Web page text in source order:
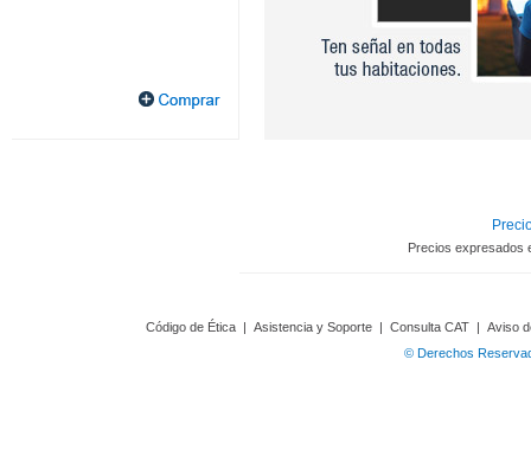
Precios expresados
Código de Ética | Asistencia y Soporte | Consulta CAT | Aviso
© Derechos